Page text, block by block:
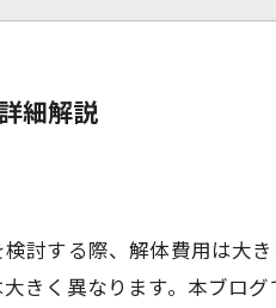
細解説
討する際、解体費用は大
きく異なります。本ブロ